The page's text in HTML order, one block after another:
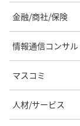
金融/商社/保険
情報通信コンサル
マスコミ
人材/サービス